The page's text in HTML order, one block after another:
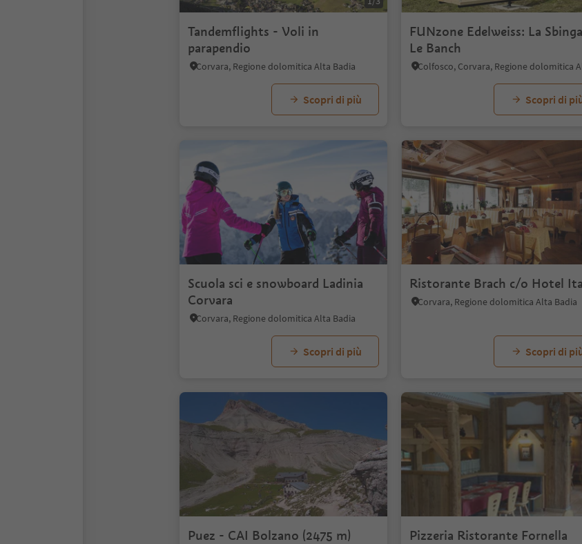
Tandemflights - Voli in
parapendio
Corvara, Regione dolomitica Alta Badia
Scopri di più
FUNzone Edelweiss: La
Le Banch
Scopri di
Scuola sci e snowboard Ladinia
Corvara
Corvara, Regione dolomitica Alta Badia
Scopri di più
Ristorante Brach c/o Hotel
Corvara, Regione dolomitica Alta Badia
Scopri di
Puez - CAI Bolzano (2475 m) Pizzeria Ristorante Fornella